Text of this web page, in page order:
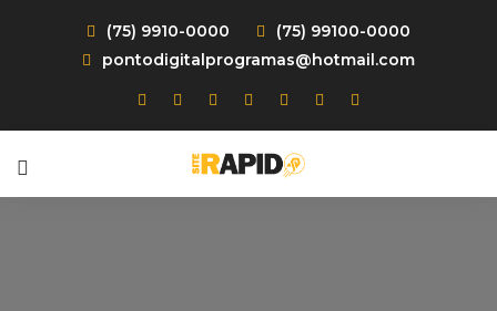
(75) 9910-0000
(75) 99100-0000
pontodigitalprogramas@hotmail.com